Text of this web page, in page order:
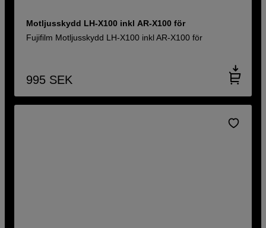
Motljusskydd LH-X100 inkl AR-X100 för
Fujifilm Motljusskydd LH-X100 inkl AR-X100 för
995 SEK